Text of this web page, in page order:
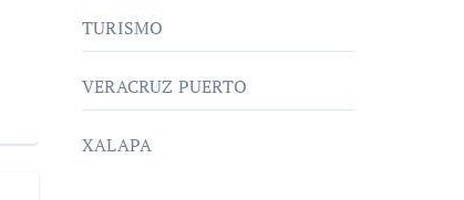
TURISMO
VERACRUZ PUERTO
XALAPA